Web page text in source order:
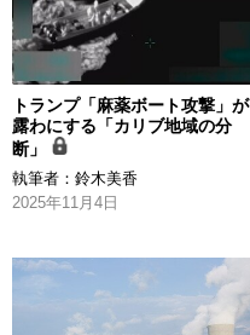
トランプ「麻薬ボート攻撃」が
露わにする「カリブ地域の分
断」
執筆者： 鈴木美香
2025年11月4日